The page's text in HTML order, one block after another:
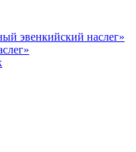
эвенкийский наслег»